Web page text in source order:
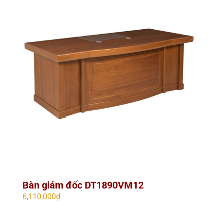
Bàn giám đốc DT1890VM12
6,110,000₫